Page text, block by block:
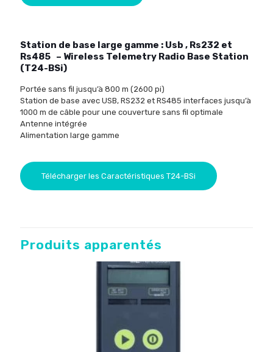
Station de base large gamme : Usb , Rs232 et
Rs485 – Wireless Telemetry Radio Base Station
(T24-BSi)
Portée sans fil jusqu’à 800 m (2600 pi)
Station de base avec USB, RS232 et RS485 interfaces jusqu’à
1000 m de câble pour une couverture sans fil optimale
Antenne intégrée
Alimentation large gamme
Télécharger les Caractéristiques T24-BSi
Produits apparentés